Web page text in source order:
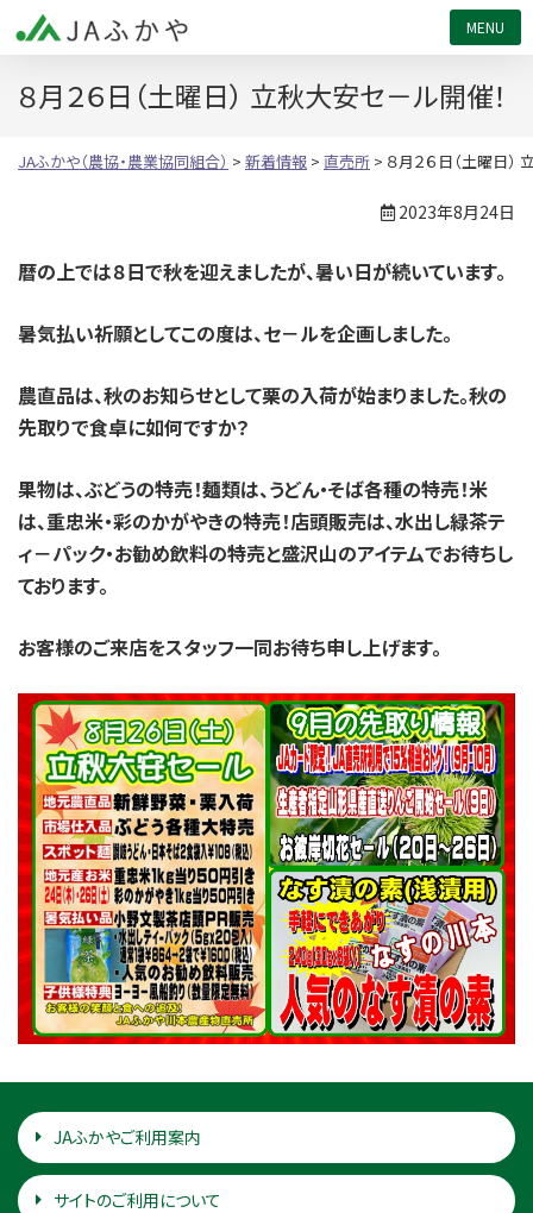
８月２６日（土曜日） 立秋大安セ－ル開催！
JAふかや（農協・農業協同組合） > 新着情報 > 直売所 > ８月２６日（土曜日）
2023年8月24日
暦の上では８日で秋を迎えましたが、暑い日が続いています。
暑気払い祈願としてこの度は、セ－ルを企画しました。
農直品は、秋のお知らせとして栗の入荷が始まりました。秋の
先取りで食卓に如何ですか？
果物は、ぶどうの特売！麺類は、うどん・そば各種の特売！米
は、重忠米・彩のかがやきの特売！店頭販売は、水出し緑茶テ
ィ－パック・お勧め飲料の特売と盛沢山のアイテムでお待ちし
ております。
お客様のご来店をスタッフ一同お待ち申し上げます。
JAふかやご利用案内
サイトのご利用について